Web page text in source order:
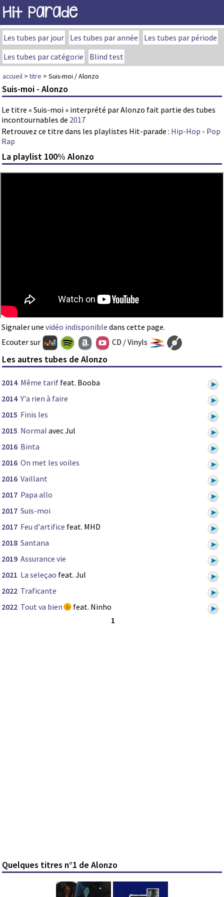
Hit Parade
Les tubes par jour Les tubes par année
Les tubes par période
Les tubes par catégorie
Blind test
accueil >titre > Suis-moi / Alonzo
Suis-moi - Alonzo
Le titre « Suis-moi » interprété par Alonzo fait partie des tubes
incontournables de 2017
Retrouvez ce titre dans les playlistes Hit-parade : Hip-Hop - Pop
Rap
La playlist 100% Alonzo
Signaler une vidéo indisponible dans cette page.
Ecouter sur
CD / Vinyls
Les autres tubes de Alonzo
2014 Même tarif feat. Booba
2014 Y'a rien à faire
2015 Finis les
2015 Normal avec Jul
2016 Binta
2016 On met les voiles
2016 Vaillant
2017 Papa allo
2017 Suis-moi
2017 Feu d'artifice feat. MHD
2018 Santana
2019 Assurance vie
2021 La seleçao feat. Jul
2022 Traficante
2022 Tout va bien
feat. Ninho
1
Quelques titres n°1 de Alonzo